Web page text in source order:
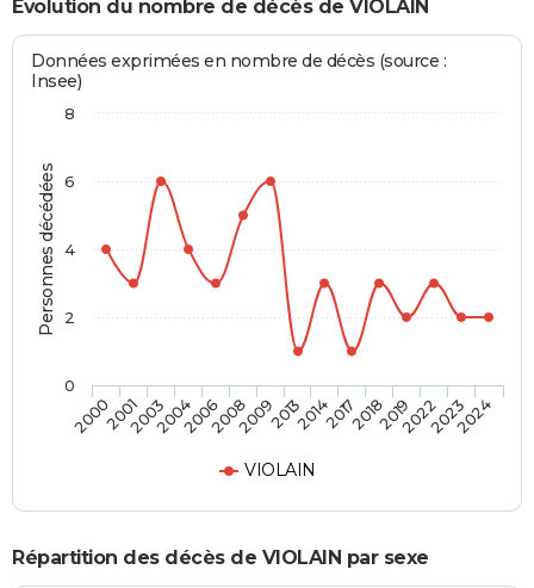
Evolution du nombre de décès de VIOLAIN
Personnes décédées
Données exprimées en nombre de décès (source :
Insee)
VIOLAIN
200020012003200420062008200920132014201720182019202220232024
0
2
4
6
8
Répartition des décès de VIOLAIN par sexe